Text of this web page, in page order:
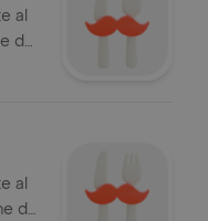
al
de
al
de